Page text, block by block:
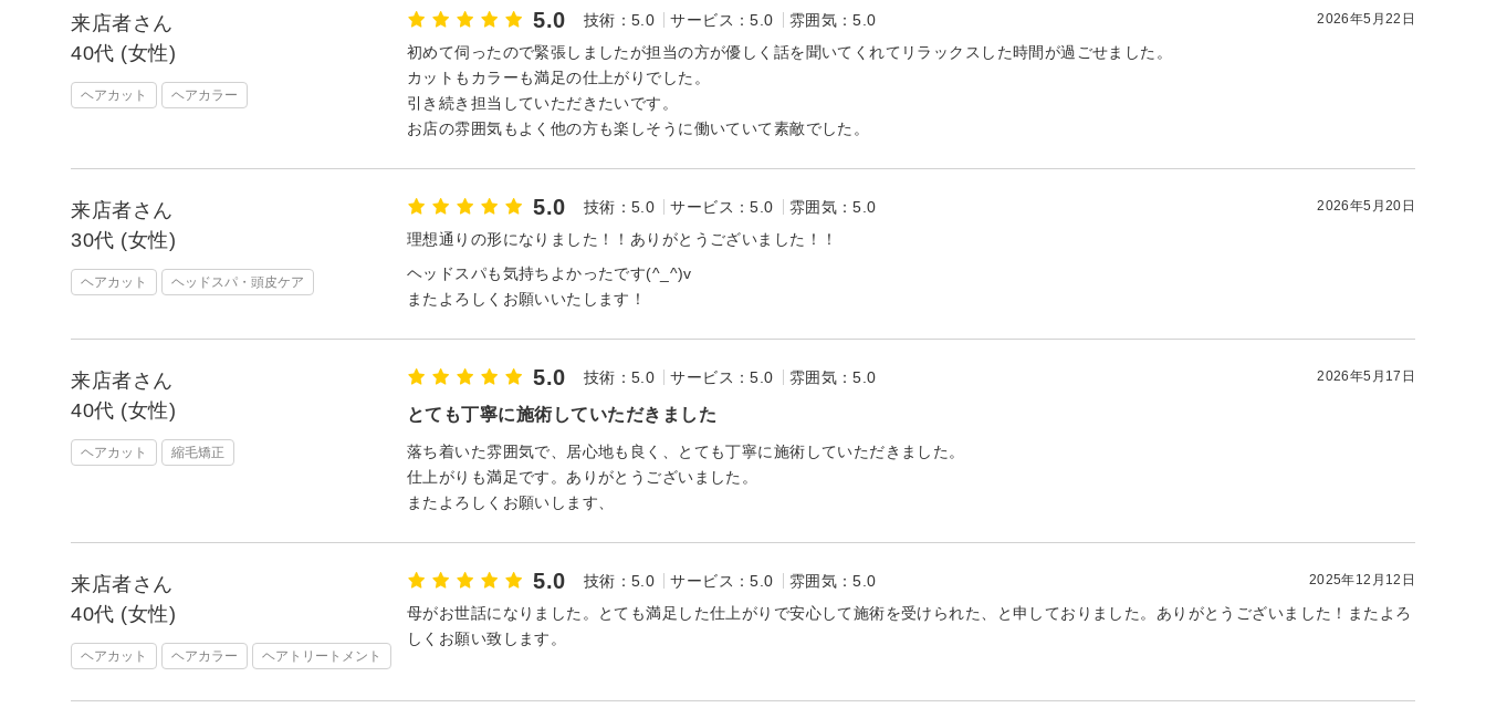
来店者さん
40代 (女性)
ヘアカット ヘアカラー
5.0 技術：5.0 サービス：5.0 雰囲気：5.0 2026年5月22日
初めて伺ったので緊張しましたが担当の方が優しく話を聞いてくれてリラックスした時間が過ごせました。
カットもカラーも満足の仕上がりでした。
引き続き担当していただきたいです。
お店の雰囲気もよく他の方も楽しそうに働いていて素敵でした。
来店者さん
30代 (女性)
ヘアカット ヘッドスパ・頭皮ケア
5.0 技術：5.0 サービス：5.0 雰囲気：5.0 2026年5月20日
理想通りの形になりました！！ありがとうございました！！
ヘッドスパも気持ちよかったです(^_^)v
またよろしくお願いいたします！
来店者さん
40代 (女性)
ヘアカット 縮毛矯正
5.0 技術：5.0 サービス：5.0 雰囲気：5.0 2026年5月17日
とても丁寧に施術していただきました
落ち着いた雰囲気で、居心地も良く、とても丁寧に施術していただきました。
仕上がりも満足です。ありがとうございました。
またよろしくお願いします、
来店者さん
40代 (女性)
ヘアカット ヘアカラー ヘアトリートメント
5.0 技術：5.0 サービス：5.0 雰囲気：5.0 2025年12月12日
母がお世話になりました。とても満足した仕上がりで安心して施術を受けられた、と申しておりました。ありがとうございました！またよろ
しくお願い致します。